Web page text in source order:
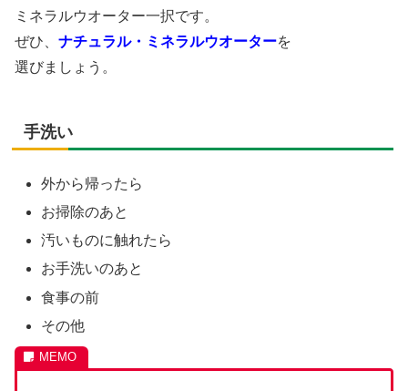
ミネラルウオーター一択です。
ぜひ、 ナチュラル・ミネラルウオーターを
選びましょう。
手洗い
外から帰ったら
お掃除のあと
汚いものに触れたら
お手洗いのあと
食事の前
その他